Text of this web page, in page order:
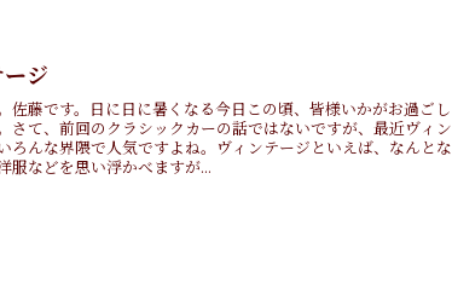
ジ
佐藤です。日に日に暑くなる今日この頃、皆様いかがお過ごし
さて、前回のクラシックカーの話ではないですが、最近ヴィン
ろんな界隈で人気ですよね。ヴィンテージといえば、なんとな
服などを思い浮かべますが...